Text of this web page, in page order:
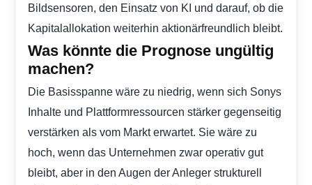
Bildsensoren, den Einsatz von KI und darauf, ob die
Kapitalallokation weiterhin aktionärfreundlich bleibt.
Was könnte die Prognose ungültig
machen?
Die Basisspanne wäre zu niedrig, wenn sich Sonys
Inhalte und Plattformressourcen stärker gegenseitig
verstärken als vom Markt erwartet. Sie wäre zu
hoch, wenn das Unternehmen zwar operativ gut
bleibt, aber in den Augen der Anleger strukturell